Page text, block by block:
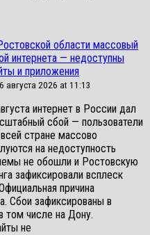
области массовый
интернета — недоступны
и приложения
августа 2026 at 11:13
интернет в России дал
сбой — пользователи
стране массово
на недоступность
не обошли и Ростовскую
зафиксировали всплеск
причина
Сбои зафиксированы в
том числе на Дону.
не